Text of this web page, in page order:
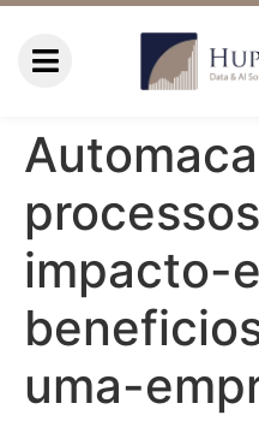
impacto-
uma-